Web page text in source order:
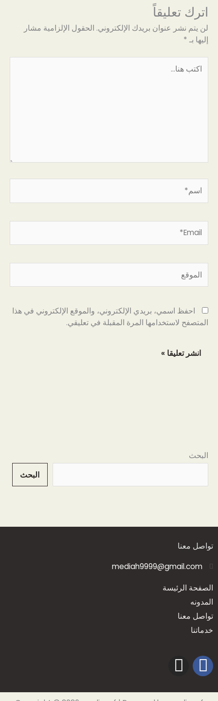
البحث
البحث
اترك تعليقاً
لن يتم نشر عنوان بريدك الإلكتروني. الحقول الإلزامية مشار
إليها بـ *
هنا...
احفظ اسمي، بريدي الإلكتروني، والموقع الإلكتروني في هذا
المتصفح لاستخدامها المرة المقبلة في تعليقي.
تواصل معنا
mediah9999@gmail.com
الصفحة الرئيسة
المدونه
تواصل معنا
خدماتنا
F
a
I